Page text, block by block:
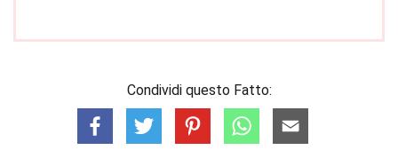
Condividi questo Fatto: